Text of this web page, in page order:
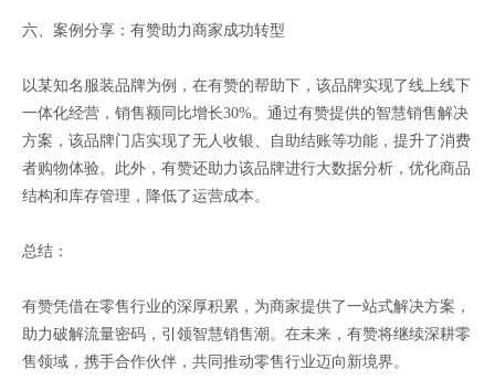
六、案例分享：有赞助力商家成功转型
以某知名服装品牌为例，在有赞的帮助下，该品牌实现了线上线下
一体化经营，销售额同比增长30%。通过有赞提供的智慧销售解决
方案，该品牌门店实现了无人收银、自助结账等功能，提升了消费
者购物体验。此外，有赞还助力该品牌进行大数据分析，优化商品
结构和库存管理，降低了运营成本。
总结：
有赞凭借在零售行业的深厚积累，为商家提供了一站式解决方案，
助力破解流量密码，引领智慧销售潮。在未来，有赞将继续深耕零
售领域，携手合作伙伴，共同推动零售行业迈向新境界。